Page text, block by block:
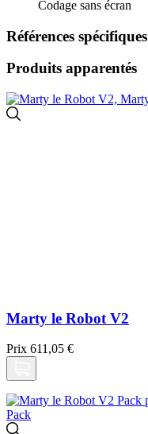
Codage sans écran
Références spécifiques
Produits apparentés
Marty le Robot V2
Prix 611,05 €